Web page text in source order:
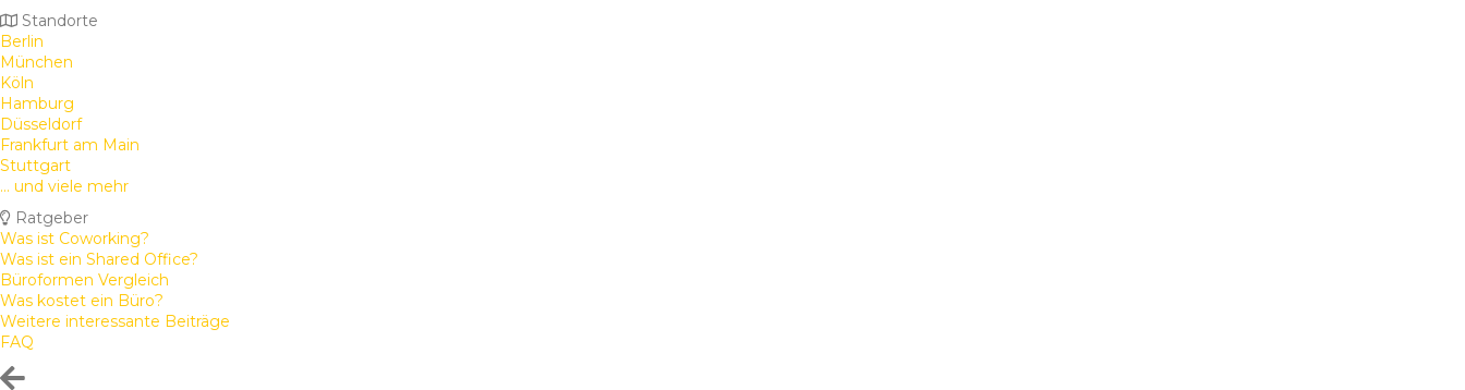
Standorte
Berlin
München
Köln
Hamburg
Düsseldorf
Frankfurt am Main
Stuttgart
... und viele mehr
Ratgeber
Was ist Coworking?
Was ist ein Shared Office?
Büroformen Vergleich
Was kostet ein Büro?
Weitere interessante Beiträge
FAQ